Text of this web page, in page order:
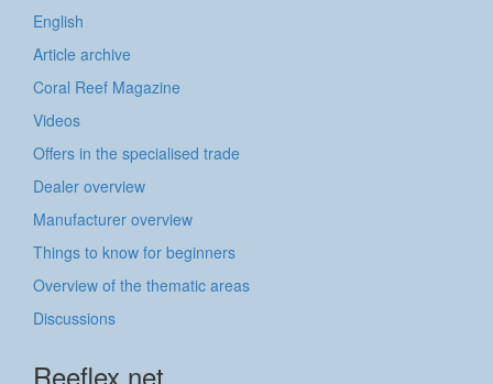
English
Article archive
Coral Reef Magazine
Videos
Offers in the specialised trade
Dealer overview
Manufacturer overview
Things to know for beginners
Overview of the thematic areas
Discussions
Reeflex.net